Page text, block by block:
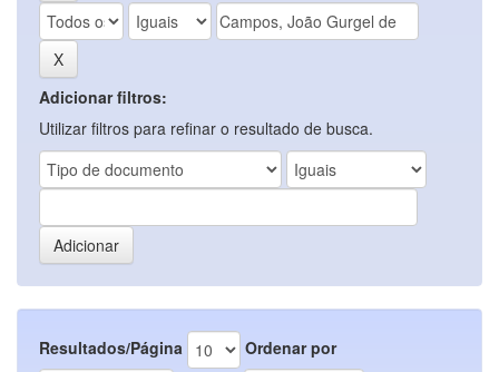
Adicionar filtros:
Utilizar filtros para refinar o resultado de busca.
Resultados/Página
Ordenar por